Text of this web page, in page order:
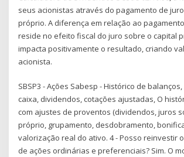
seus acionistas através do pagamento de
próprio. A diferença em relação ao
reside no efeito fiscal do juro sobre o capital
impacta positivamente o resultado, criando
acionista.
SBSP3 - Ações Sabesp - Histórico de balanços,
caixa, dividendos, cotações ajustadas, O
com ajustes de proventos (dividendos, juros
próprio, grupamento, desdobramento,
valorização real do ativo. 4 - Posso reinvestir
de ações ordinárias e preferenciais? Sim. O